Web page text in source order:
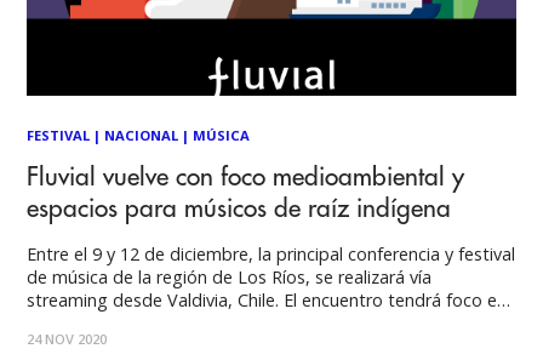
FESTIVAL | NACIONAL | MÚSICA
Fluvial vuelve con foco medioambiental y
espacios para músicos de raíz indígena
Entre el 9 y 12 de diciembre, la principal conferencia y festival
de música de la región de Los Ríos, se realizará vía
streaming desde Valdivia, Chile. El encuentro tendrá foco en
sustentabilidad ambiental, primeras naciones y la
24 NOV 2020